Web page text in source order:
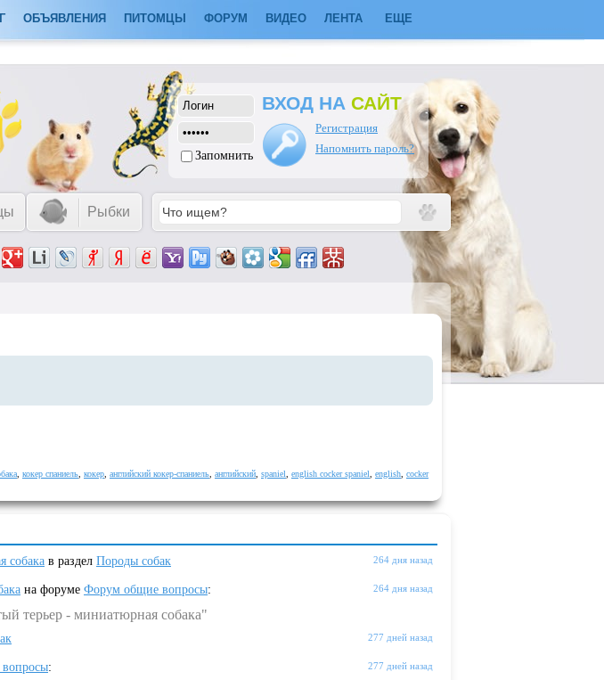
ОБЪЯВЛЕНИЯ ПИТОМЦЫ ФОРУМ ВИДЕО ЛЕНТА ЕЩЕ
Запомнить
ВХОД НА САЙТ
Регистрация
Напомнить пароль?
Рыбки
кокер спаниель кокер английский кокер-спаниель английский spaniel english cocker spaniel english cocker
264 дня назад
собака в раздел Породы собак
264 дня назад
на форуме Форум общие вопросы:
терьер - миниатюрная собака"
277 дней назад
277 дней назад
: